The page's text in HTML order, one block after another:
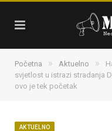
Početna » Aktuelno »
svjetlost u istrazi stradanja
ovo je tek početak
AKTUELNO